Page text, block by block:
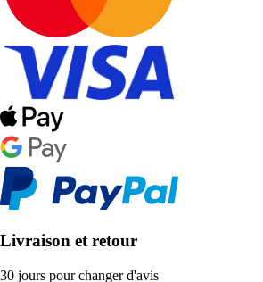
Livraison et retour
30 jours pour changer d'avis